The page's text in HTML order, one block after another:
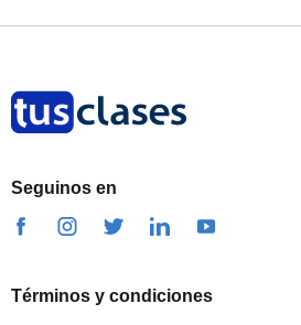
Seguinos en
Términos y condiciones